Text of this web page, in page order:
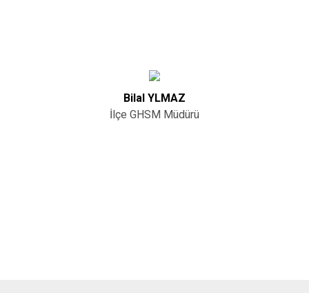
Bilal YLMAZ
İlçe GHSM Müdürü